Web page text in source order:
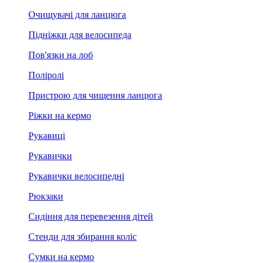
Очищувачі для ланцюга
Підніжки для велосипеда
Пов'язки на лоб
Поліролі
Пристрою для чищення ланцюга
Ріжки на кермо
Рукавиці
Рукавички
Рукавички велосипедні
Рюкзаки
Сидіння для перевезення дітей
Стенди для збирання коліс
Сумки на кермо